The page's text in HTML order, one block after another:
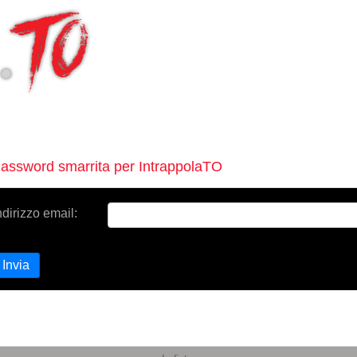
smarrita per IntrappolaTO
email:
Invia